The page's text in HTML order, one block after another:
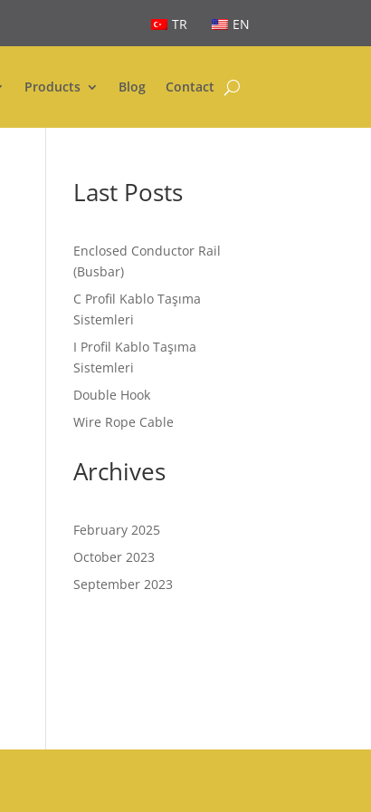
TR EN
Products Blog Contact
Last Posts
Enclosed Conductor Rail
(Busbar)
C Profil Kablo Taşıma
Sistemleri
I Profil Kablo Taşıma
Sistemleri
Double Hook
Wire Rope Cable
Archives
February 2025
October 2023
September 2023